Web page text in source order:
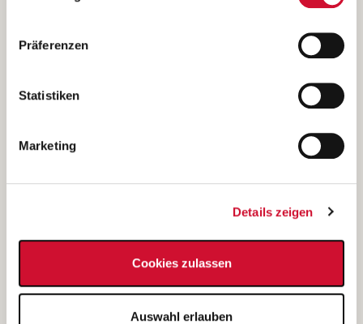
Sie der Speicherung sämtlicher Cookies zu. Sie können
Ihre Einwilligung selbstverständlich jederzeit widerrufen,
indem Sie die Cookie-Einstellungen aufrufen und diese
unsererDatenschutzerklärung
Präferenzen
Statistiken
Marketing
Details zeigen
Cookies zulassen
Auswahl erlauben
Kantstraße 45a
(Ein Tochterunternehmen des AWO Bezirksverbandes Unterfranken
e.V.)
Bewerbung als Altenpflegehelfer*in
Bewerbung als Erzieher*in